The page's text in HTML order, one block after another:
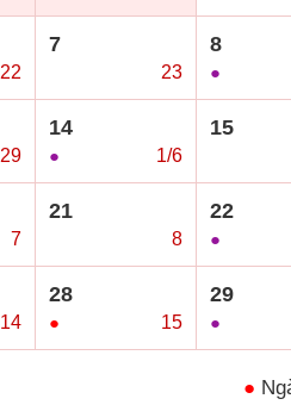
22
7
23
8
●
29
14
● 1/6
15
7
21
8
22
●
14
28
● 15
29
●
●